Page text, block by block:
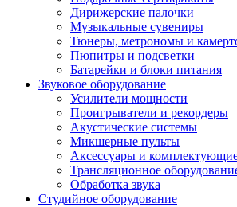
Дирижерские палочки
Музыкальные сувениры
Тюнеры, метрономы и
Пюпитры и подсветки
Батарейки и блоки питания
Звуковое оборудование
Усилители мощности
Проигрыватели и рекордеры
Акустические системы
Микшерные пульты
Аксессуары и
Трансляционное
Обработка звука
Студийное оборудование